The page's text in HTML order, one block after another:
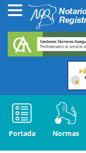
Portada Normas